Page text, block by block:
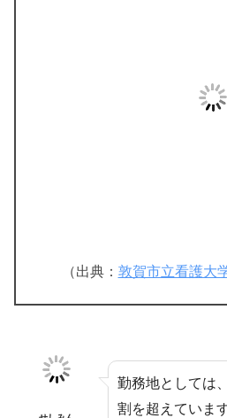
（出典： 敦賀市立看護大
勤務地としては
割を超えていま